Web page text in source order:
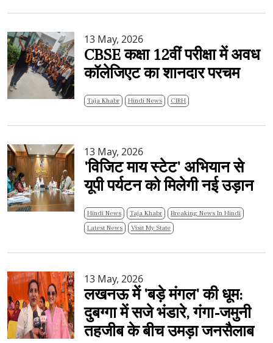
13 May, 2026
CBSE कक्षा 12वीं परीक्षा में अवध
कॉलेजिएट का शानदार परचम
Taja Khabr Hindi News CIRH
13 May, 2026
'विजिट माय स्टेट' अभियान से
यूपी पर्यटन को मिलेगी नई उड़ान
Hindi News Taja Khabr
Breaking News In Hindi
Latest News
Visit My State
13 May, 2026
लखनऊ में 'बड़े मंगल' की धूम:
दुबग्गा में सजे भंडारे, गंगा-जमुनी
तहजीब के बीच उमड़ा जनसैलाब